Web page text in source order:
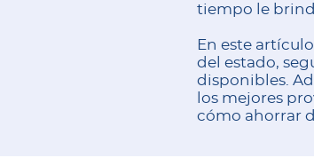
tiempo le
En este
del estado,
disponibles.
los mejores
cómo ahorrar